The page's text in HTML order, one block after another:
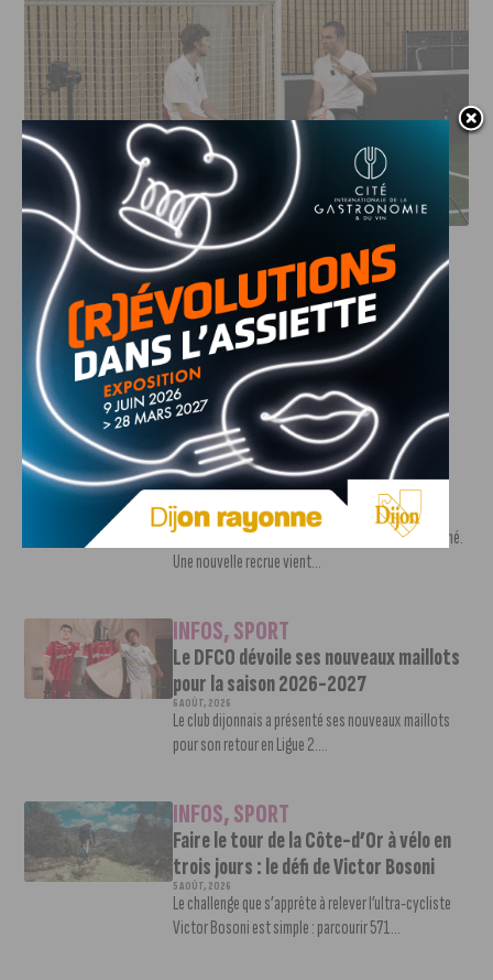
DFCO : RENCONTRE AVEC PIERRE-HENRI DEBALLON,
L’ARTISAN DE LA MONTÉE EN LIGUE 2
INFOS,SPORT
DFCO : Rencontre avec Pierre-Henri
Deballon, l’artisan de la montée en
Ligue 2
7 AOÛT, 2026
Le DFCO est de retour en Ligue 2 après trois ans
d’absence. La saison...
INFOS,SPORT
Nouvelle arrivée à la JDA Basket,
Shevon Thompson est dijonnais
7 AOÛT, 2026
Le mercato estival de la JDA n’est pas encore terminé.
Une nouvelle recrue vient...
INFOS,SPORT
Le DFCO dévoile ses nouveaux maillots
pour la saison 2026-2027
6 AOÛT, 2026
Le club dijonnais a présenté ses nouveaux maillots
pour son retour en Ligue 2....
INFOS,SPORT
Faire le tour de la Côte-d’Or à vélo en
trois jours : le défi de Victor Bosoni
5 AOÛT, 2026
Le challenge que s’apprête à relever l’ultra-cycliste
Victor Bosoni est simple : parcourir 571...